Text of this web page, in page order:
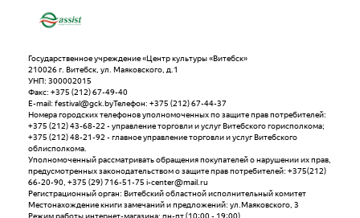
Государственное учреждение «Центр культуры «Витебск»
210026 г. Витебск, ул. Маяковского, д.1
УНП: 300002015
Факс: +375 (212) 67-49-40
E-mail: festival@gck.byТелефон: +375 (212) 67-44-37
Номера городских телефонов уполномоченных по защите прав потребителей:
+375 (212) 43-68-22 - управление торговли и услуг Витебского горисполкома;
+375 (212) 48-21-92 - главное управление торговли и услуг Витебского
облисполкома.
Уполномоченный рассматривать обращения покупателей о нарушении их прав,
предусмотренных законодательством о защите прав потребителей: +375(212)
66-20-90, +375 (29) 716-51-75 i-center@mail.ru
Регистрационный орган: Витебский областной исполнительный комитет
Местонахождение книги замечаний и предложений: ул.Маяковского, 3